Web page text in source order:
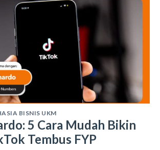
BISNIS UKM
5 Cara Mudah Bikin
Tembus FYP